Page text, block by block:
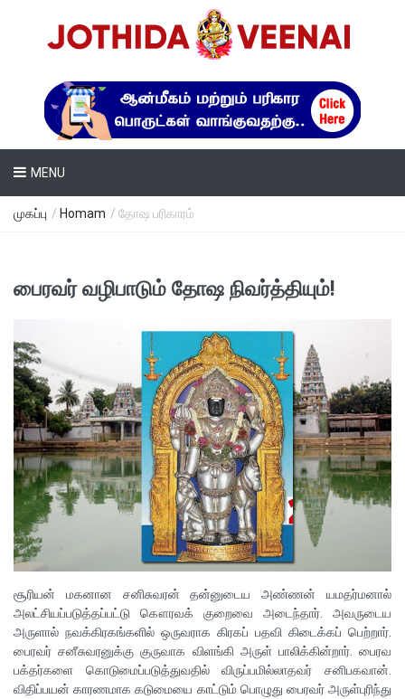
MENU
முகப்பு / Homam / தோஷ பரிகாரம்
பைரவர் வழிபாடும் தோஷ நிவர்த்தியும்!
சூரியன் மகனான சனிசுவரன் தன்னுடைய அண்ணன் யமதர்மனால்
அலட்சியப்படுத்தப்பட்டு கௌரவக் குறைவை அடைந்தார். அவருடைய
அருளால் நவக்கிரகங்களில் ஒருவராக கிரகப் பதவி கிடைக்கப் பெற்றார்.
பைரவர் சனீசுவரனுக்கு குருவாக விளங்கி அருள் பாலிக்கின்றார். பைரவ
பக்தர்களை கொடுமைப்படுத்துவதில் விருப்பமில்லாதவர் சனிபகவான்.
விதிப்பயன் காரணமாக கடுமையை காட்டும் பொழுது பைரவர் அருள்புரிந்து